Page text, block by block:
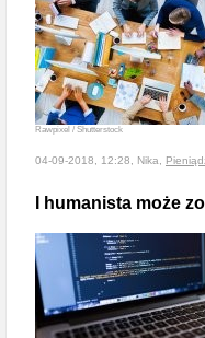
Rawpixel / Shutterstock
04-09-2018, 12:28, Nika,
I humanista może